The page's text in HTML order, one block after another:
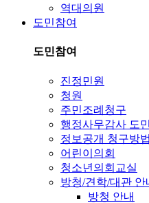
역대의원
도민참여
도민참여
진정민원
청원
주민조례청구
행정사무감사 도
정보공개 청구방
어린이의회
청소년의회교실
방청/견학/대관 안
방청 안내